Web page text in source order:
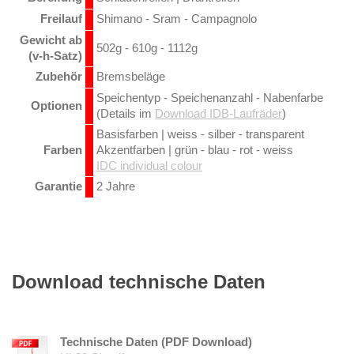
Freilauf
Shimano - Sram - Campagnolo
Gewicht ab
(v-h-Satz)
502g - 610g - 1112g
Zubehör Bremsbeläge
Optionen
Speichentyp - Speichenanzahl - Nabenfarbe
(Details im Download IDB-Laufräder)
Farben
Basisfarben | weiss - silber - transparent
Akzentfarben | grün - blau - rot - weiss
IDC individual colour
Garantie
2 Jahre
Download technische Daten
Technische Daten (PDF Download)